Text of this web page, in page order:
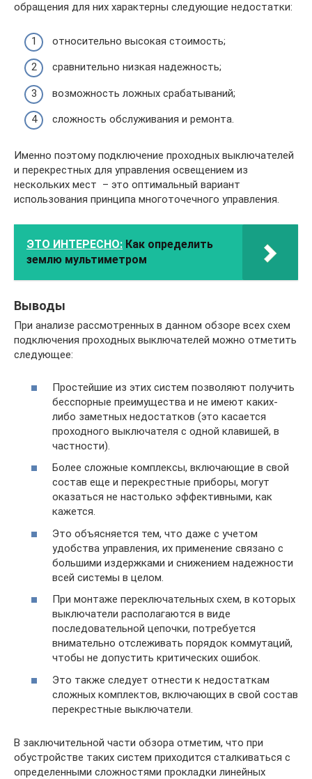
обращения для них характерны следующие недостатки:
относительно высокая стоимость;
сравнительно низкая надежность;
возможность ложных срабатываний;
сложность обслуживания и ремонта.
Именно поэтому подключение проходных выключателей
и перекрестных для управления освещением из
нескольких мест – это оптимальный вариант
использования принципа многоточечного управления.
ЭТО ИНТЕРЕСНО: Как определить
землю мультиметром
Выводы
При анализе рассмотренных в данном обзоре всех схем
подключения проходных выключателей можно отметить
следующее:
Простейшие из этих систем позволяют получить
бесспорные преимущества и не имеют каких-
либо заметных недостатков (это касается
проходного выключателя с одной клавишей, в
частности).
Более сложные комплексы, включающие в свой
состав еще и перекрестные приборы, могут
оказаться не настолько эффективными, как
кажется.
Это объясняется тем, что даже с учетом
удобства управления, их применение связано с
большими издержками и снижением надежности
всей системы в целом.
При монтаже переключательных схем, в которых
выключатели располагаются в виде
последовательной цепочки, потребуется
внимательно отслеживать порядок коммутаций,
чтобы не допустить критичеcких ошибок.
Это также следует отнести к недостаткам
сложных комплектов, включающих в свой состав
перекрестные выключатели.
В заключительной части обзора отметим, что при
обустройстве таких систем приходится сталкиваться с
определенными сложностями прокладки линейных